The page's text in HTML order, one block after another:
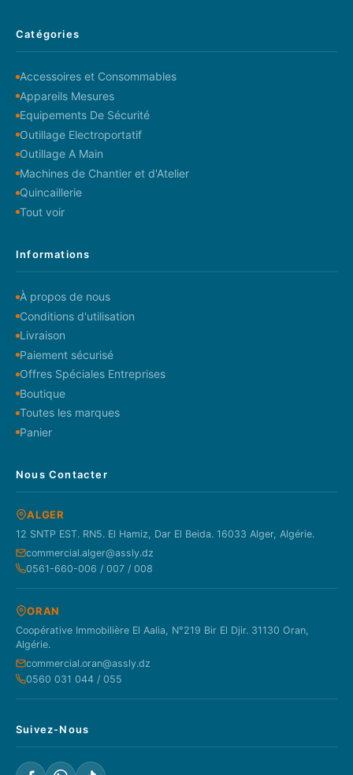
Catégories
Accessoires et Consommables
Appareils Mesures
Equipements De Sécurité
Outillage Electroportatif
Outillage A Main
Machines de Chantier et d'Atelier
Quincaillerie
Tout voir
Informations
À propos de nous
Conditions d'utilisation
Livraison
Paiement sécurisé
Offres Spéciales Entreprises
Boutique
Toutes les marques
Panier
Nous Contacter
ALGER
12 SNTP EST. RN5. El Hamiz, Dar El Beida. 16033 Alger, Algérie.
commercial.alger@assly.dz
0561-660-006 / 007 / 008
ORAN
Coopérative Immobilière El Aalia, N°219 Bir El Djir. 31130 Oran,
Algérie.
commercial.oran@assly.dz
0560 031 044 / 055
Suivez-Nous